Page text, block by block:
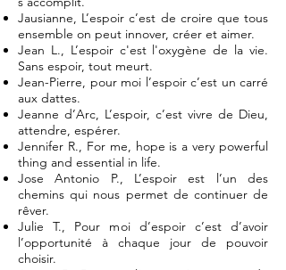
Jausianne, L’espoir c’est de croire que tous
ensemble on peut innover, créer et aimer.
Jean L., L’espoir c'est l'oxygène de la vie.
Sans espoir, tout meurt.
Jean-Pierre, pour moi l’espoir c’est un carré
aux dattes.
Jeanne d’Arc, L’espoir, c’est vivre de Dieu,
attendre, espérer.
Jennifer R., For me, hope is a very powerful
thing and essential in life.
Jose Antonio P., L’espoir est l’un des
chemins qui nous permet de continuer de
rêver.
Julie T., Pour moi d’espoir c’est d’avoir
l’opportunité à chaque jour de pouvoir
choisir.